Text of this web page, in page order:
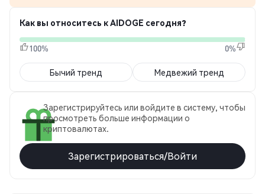
Как вы относитесь к AIDOGE сегодня?
100% 0%
Бычий тренд Медвежий тренд
Зарегистрируйтесь или войдите в систему, чтобы
просмотреть больше информации о
криптовалютах.
Зарегистрироваться/Войти